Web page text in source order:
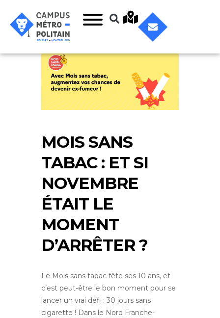
MOIS SANS
TABAC : ET SI
NOVEMBRE
ÉTAIT LE
MOMENT
D’ARRÊTER ?
Le Mois sans tabac fête ses 10 ans, et
c’est peut-être le bon moment pour se
lancer un vrai défi : 30 jours sans
cigarette ! Dans le Nord Franche-